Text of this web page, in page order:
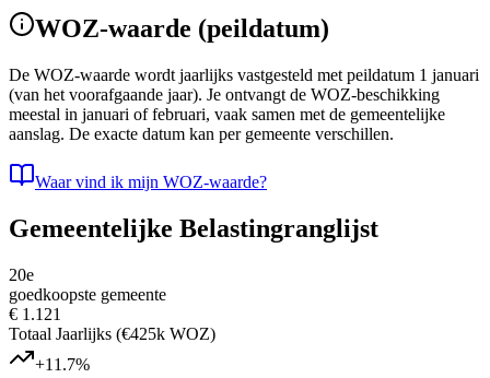
WOZ-waarde (peildatum)
De WOZ-waarde wordt jaarlijks vastgesteld met peildatum 1 januari
(van het voorafgaande jaar). Je ontvangt de WOZ-beschikking
meestal in januari of februari, vaak samen met de gemeentelijke
aanslag. De exacte datum kan per gemeente verschillen.
Waar vind ik mijn WOZ-waarde?
Gemeentelijke Belastingranglijst
20e
goedkoopste gemeente
€ 1.121
Totaal Jaarlijks (€425k WOZ)
+11.7%